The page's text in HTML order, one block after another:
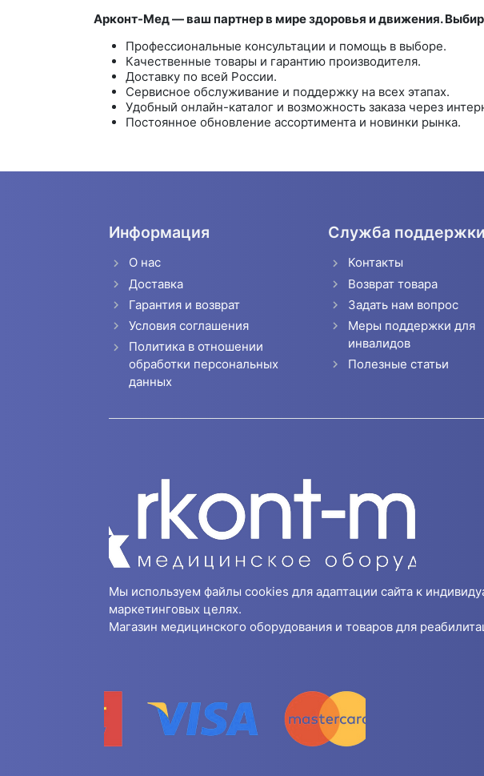
Арконт-Мед — ваш партнер в мире здоровья и движения.
Профессиональные консультации и помощь в выборе.
Качественные товары и гарантию производителя.
Доставку по всей России.
Сервисное обслуживание и поддержку на всех этапах.
Удобный онлайн-каталог и возможность заказа через
Постоянное обновление ассортимента и новинки рынка.
Информация
О нас
Доставка
Гарантия и возврат
Условия соглашения
Политика в отношении
обработки персональных
данных
Служба поддержки
Контакты
Возврат товара
Задать нам вопрос
Меры поддержки для
инвалидов
Полезные статьи
Мы используем файлы cookies для адаптации сайта к
маркетинговых целях.
Магазин медицинского оборудования и товаров для